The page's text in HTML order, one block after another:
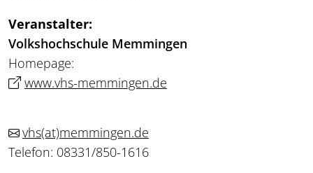
Veranstalter:
Volkshochschule Memmingen
Homepage:
www.vhs-memmingen.de
vhs(at)memmingen.de
Telefon: 08331/850-1616